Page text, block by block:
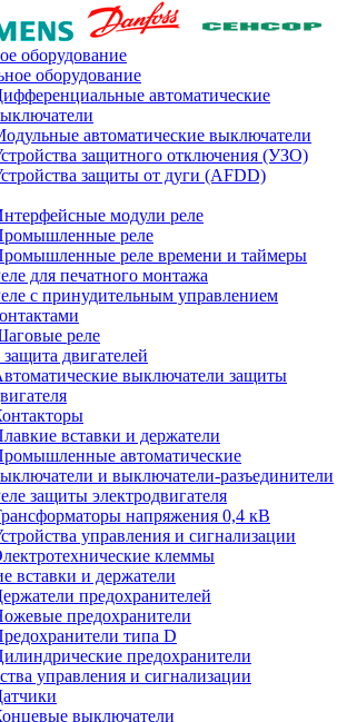
оборудование
оборудование
автоматические
автоматические выключатели
защитного отключения (УЗО)
защиты от дуги (AFDD)
модули реле
реле
реле времени и таймеры
для печатного монтажа
с принудительным управлением
реле
двигателей
выключатели защиты
вставки и держатели
автоматические
и выключатели-разъединители
защиты электродвигателя
напряжения 0,4 кВ
управления и сигнализации
клеммы
вставки и держатели
предохранителей
предохранители
типа D
предохранители
управления и сигнализации
выключатели